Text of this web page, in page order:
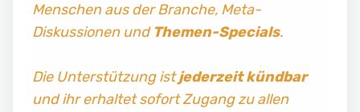
Menschen aus der Branche, Meta-
Diskussionen und Themen-Specials.
Die Unterstützung istjederzeit kündbar
und ihr erhaltet sofort Zugang zu allen